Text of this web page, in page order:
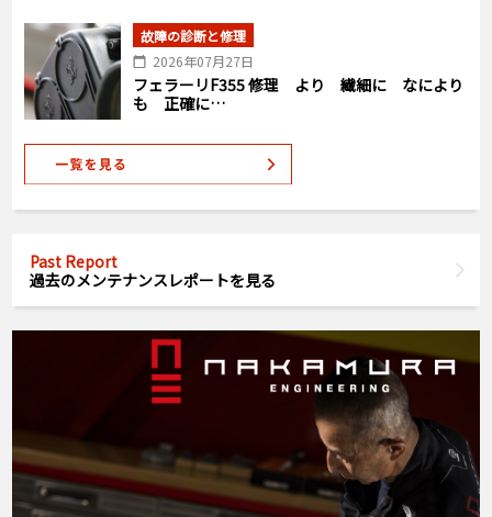
故障の診断と修理
2026年07月27日
フェラーリF355 修理 より 繊細に なにより
も 正確に…
Past Report
過去のメンテナンスレポートを見る